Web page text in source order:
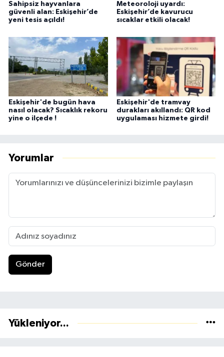
Sahipsiz hayvanlara
güvenli alan: Eskişehir’de
yeni tesis açıldı!
Meteoroloji uyardı:
Eskişehir’de kavurucu
sıcaklar etkili olacak!
Eskişehir'de bugün hava
nasıl olacak? Sıcaklık rekoru
yine o ilçede !
Eskişehir'de tramvay
durakları akıllandı: QR kod
uygulaması hizmete girdi!
Yorumlar
Gönder
Yükleniyor...